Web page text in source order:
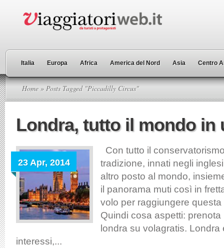
Italia Europa Africa America del Nord Asia Centro
Home » Posts Tagged "Piccadilly Circus"
Londra, tutto il mondo in
23 Apr, 2014
Con tutto il
tradizione, innati negli
altro posto al mondo,
il panorama muti così in
volo per raggiungere questa
Quindi cosa aspetti: prenota
londra su volagratis. Londra
interessi,...